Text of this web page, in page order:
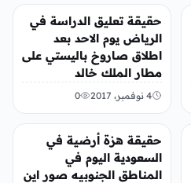
عربي ودولي
حقيقة تعليق الدراسة في
الرياض يوم الاحد بعد
اطلاق صاروخ باليستي على
مطار الملك خالد
4 نوفمبر، 2017 0
عربي ودولي
حقيقة هزة أرضية في
السعودية اليوم في
المناطق الجنوبيه صور اين